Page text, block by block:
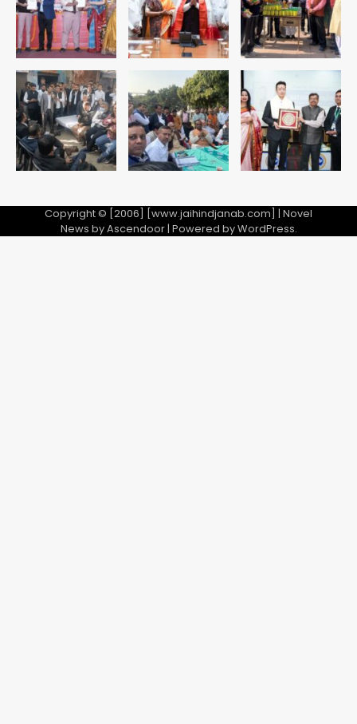
1
पुरा महादेव से बेटियों के स्वास्थ्य और सुरक्षा का
संदेश
Team JHJ
2
अब पहला स्थान हासिल करना लक्ष्य: डीएम
Team JHJ
फरार आरोपी
Team JHJ
Copyright © [2006] [www.jaihindjanab.com] | Novel
News byAscendoor| Powered byWordPress.